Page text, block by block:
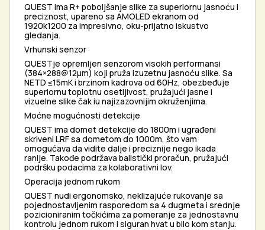
QUEST ima R+ poboljšanje slike za superiornu jasnoću i
preciznost, upareno sa AMOLED ekranom od
1920k1200 za impresivno, oku-prijatno iskustvo
gledanja.
Vrhunski senzor
QUESTje opremljen senzorom visokih performansi
(384×288@12µm) koji pruža izuzetnu jasnoću slike. Sa
NETD ≤15mK i brzinom kadrova od 60Hz, obezbeđuje
superiornu toplotnu osetljivost, pružajući jasne i
vizuelne slike čak iu najizazovnijim okruženjima.
Moćne mogućnosti detekcije
QUEST ima domet detekcije do 1800m i ugrađeni
skriveni LRF sa dometom do 1000m, što vam
omogućava da vidite dalje i preciznije nego ikada
ranije. Takođe podržava balistički proračun, pružajući
podršku podacima za kolaborativni lov.
Operacija jednom rukom
QUEST nudi ergonomsko, neklizajuće rukovanje sa
pojednostavljenim rasporedom sa 4 dugmeta i srednje
pozicioniranim točkićima za pomeranje za jednostavnu
kontrolu jednom rukom i siguran hvat u bilo kom stanju.